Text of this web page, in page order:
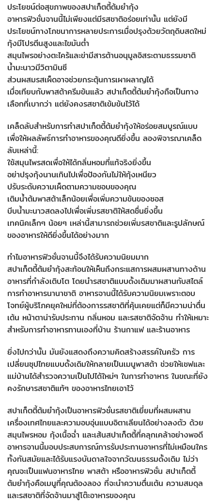
ประโยชน์ต่อสุขภาพของสปาเก็ตตี้ต้มยำกุ้ง
อาหารฟิวชั่นจานนี้ไม่เพียงแต่มีรสชาติอร่อยเท่านั้น แต่ยังมี
ประโยชน์ทางโภชนาการหลายประการเมื่อปรุงด้วยวัตถุดิบสดใหม่
กุ้งมีโปรตีนสูงและไขมันต่ำ
สมุนไพรอย่างตะไคร้และข่ามีสารต้านอนุมูลอิสระตามธรรมชาติ
น้ำมะนาวมีวิตามินซี
ส่วนผสมรสเผ็ดอาจช่วยกระตุ้นการเผาผลาญได้
เมื่อเทียบกับพาสต้าครีมข้นแล้ว สปาเก็ตตี้ต้มยำกุ้งถือเป็นทาง
เลือกที่เบากว่า แต่ยังคงรสชาติเข้มข้นไว้ได้
เคล็ดลับสำหรับการทำสปาเก็ตตี้ต้มยำกุ้งให้อร่อยสมบูรณ์แบบ
เพื่อให้ผลลัพธ์การทำอาหารของคุณดียิ่งขึ้น ลองพิจารณาเคล็ด
ลับเหล่านี้:
ใช้สมุนไพรสดเพื่อให้ได้กลิ่นหอมที่แท้จริงยิ่งขึ้น
อย่าปรุงกุ้งนานเกินไปเพื่อป้องกันไม่ให้กุ้งเหนียว
ปรับระดับความเผ็ดตามความชอบของคุณ
เติมน้ำต้มพาสต้าเล็กน้อยเพื่อเพิ่มความข้นของซอส
บีบน้ำมะนาวสดลงไปเพื่อเพิ่มรสชาติให้สดชื่นยิ่งขึ้น
เทคนิคเล็กๆ น้อยๆ เหล่านี้สามารถช่วยเพิ่มรสชาติและรูปลักษณ์
ของอาหารให้ดียิ่งขึ้นได้อย่างมาก
ทำไมอาหารฟิวชั่นจานนี้จึงได้รับความนิยมมาก
สปาเก็ตตี้ต้มยำกุ้งสะท้อนให้เห็นถึงกระแสการผสมผสานทางด้าน
อาหารที่กำลังเติบโต โดยนำรสชาติแบบดั้งเดิมมาผสานกับสไตล์
การทำอาหารนานาชาติ อาหารจานนี้ได้รับความนิยมเพราะตอบ
โจทย์ผู้บริโภคยุคใหม่ที่ต้องการรสชาติที่คุ้นเคยแต่ก็มีความน่าตื่น
เต้น หน้าตาน่ารับประทาน กลิ่นหอม และรสชาติจัดจ้าน ทำให้เหมาะ
สำหรับการทำอาหารทานเองที่บ้าน ร้านกาแฟ และร้านอาหาร
ยิ่งไปกว่านั้น มันยังแสดงถึงความคิดสร้างสรรค์ในครัว การ
เปลี่ยนซุปไทยแบบดั้งเดิมให้กลายเป็นเมนูพาสต้า ช่วยให้เชฟและ
แม่บ้านได้สำรวจความเป็นไปได้ใหม่ๆ ในการทำอาหาร ในขณะที่ยัง
คงรักษารสชาติแท้ๆ ของอาหารไทยเอาไว้
สปาเก็ตตี้ต้มยำกุ้งเป็นอาหารฟิวชั่นรสชาติเยี่ยมที่ผสมผสาน
เครื่องเทศไทยและความอบอุ่นแบบอิตาเลียนได้อย่างลงตัว ด้วย
สมุนไพรหอม กุ้งเนื้อฉ่ำ และเส้นสปาเก็ตตี้ที่คลุกเคล้าอย่างพอดี
อาหารจานนี้มอบประสบการณ์การรับประทานอาหารที่ไม่เหมือนใคร
ทั้งทันสมัยและได้รับแรงบันดาลใจจากวัฒนธรรมดั้งเดิม ไม่ว่า
คุณจะเป็นแฟนอาหารไทย พาสต้า หรืออาหารฟิวชั่น สปาเก็ตตี้
ต้มยำกุ้งคือเมนูที่คุณต้องลอง ที่จะนำความตื่นเต้น ความสมดุล
และรสชาติที่จัดจ้านมาสู่โต๊ะอาหารของคุณ